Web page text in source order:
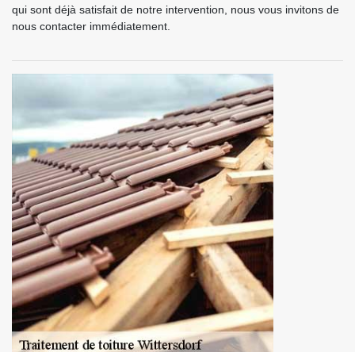
qui sont déjà satisfait de notre intervention, nous vous invitons de
nous contacter immédiatement.